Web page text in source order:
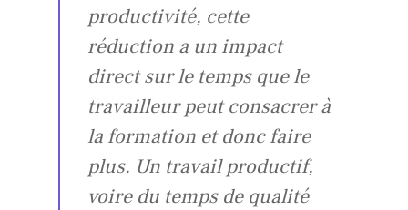
productivité, cette
réduction a un impact
direct sur le temps que le
travailleur peut consacrer à
la formation et donc faire
plus. Un travail productif,
voire du temps de qualité